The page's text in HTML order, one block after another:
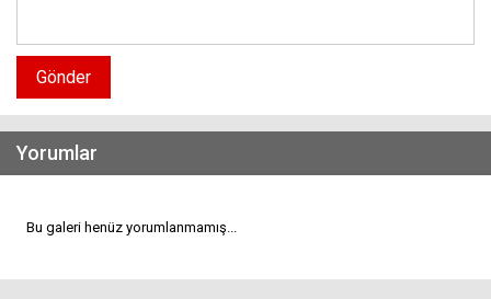
Gönder
Yorumlar
Bu galeri henüz yorumlanmamış...